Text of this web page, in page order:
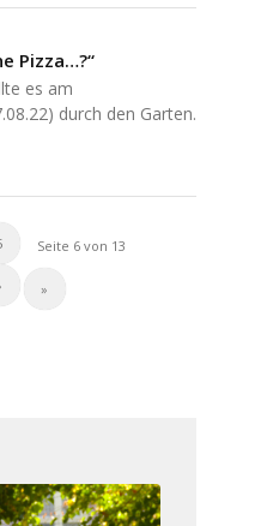
Pizza…?“
es am
durch den Garten.
Seite 6 von 13
»